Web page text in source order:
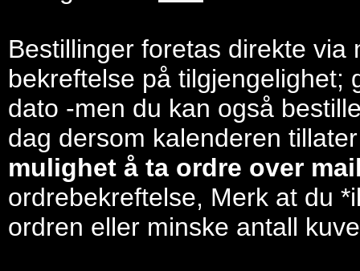
Bestillinger foretas direkte
bekreftelse på tilgjengelighet;
dato -men du kan også
dag dersom kalenderen
mulighet å ta ordre over
ordrebekreftelse, Merk at du
ordren eller minske antall